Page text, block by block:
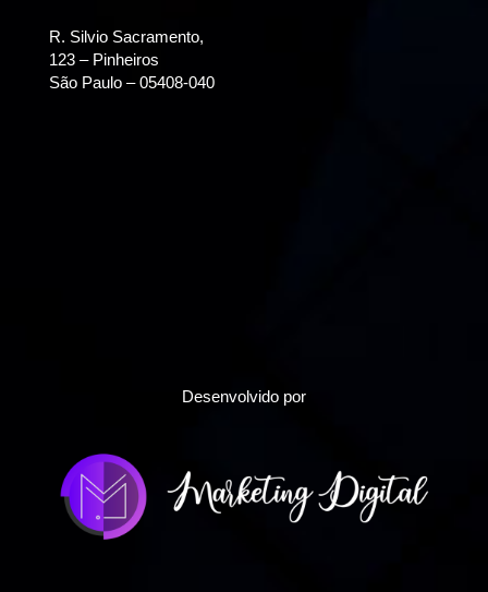
R. Silvio Sacramento,
123 – Pinheiros
São Paulo – 05408-040
Desenvolvido por